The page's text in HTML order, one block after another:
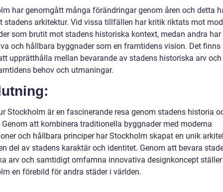
har genomgått många förändringar genom åren och detta
stadens arkitektur. Vid vissa tillfällen har kritik riktats mot
som brutit mot stadens historiska kontext, medan andra har
och hållbara byggnader som en framtidens vision. Det finns
upprätthålla mellan bevarande av stadens historiska arv
behov och utmaningar.
Stockholm är en fascinerande resa genom stadens historia
att kombinera traditionella byggnader med moderna
och hållbara principer har Stockholm skapat en unik
del av stadens karaktär och identitet. Genom att bevara
arv och samtidigt omfamna innovativa designkoncept ställer
en förebild för andra städer i världen.